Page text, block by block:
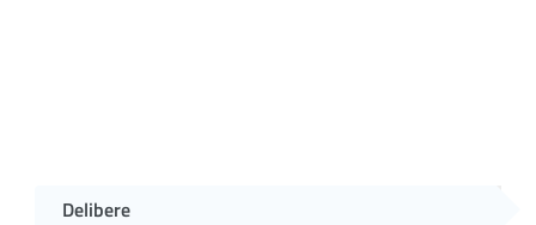
Delibere